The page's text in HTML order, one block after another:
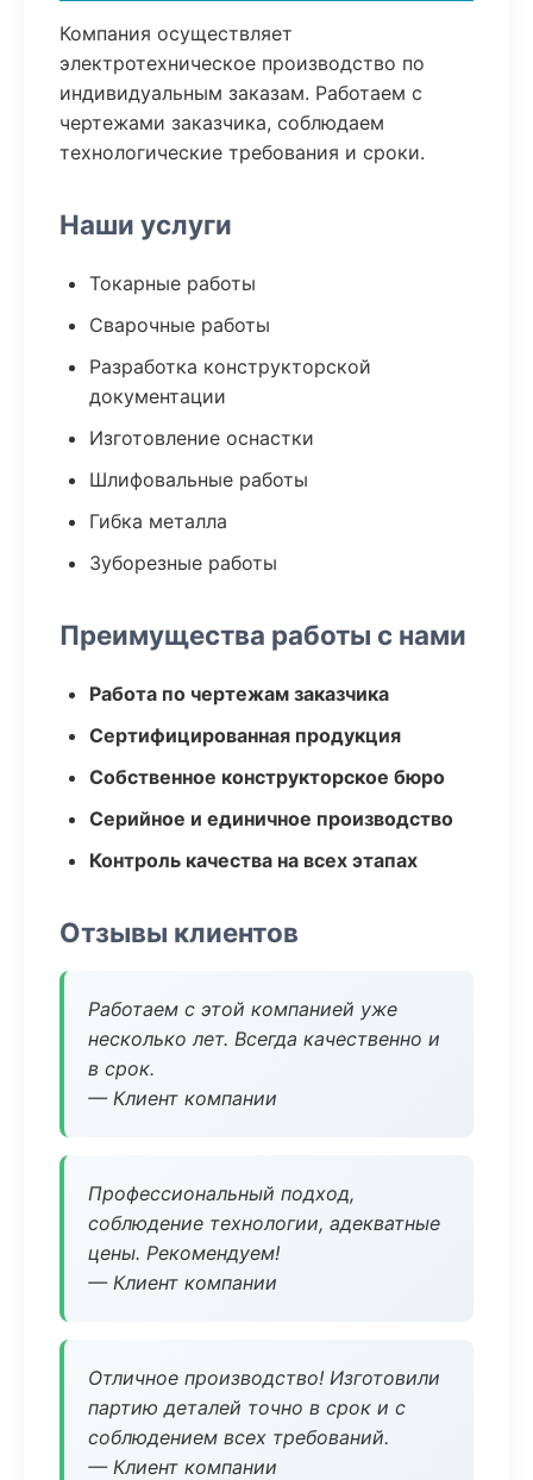
Компания осуществляет
электротехническое производство по
индивидуальным заказам. Работаем с
чертежами заказчика, соблюдаем
технологические требования и сроки.
Наши услуги
Токарные работы
Сварочные работы
Разработка конструкторской
документации
Изготовление оснастки
Шлифовальные работы
Гибка металла
Зуборезные работы
Преимущества работы с нами
Работа по чертежам заказчика
Сертифицированная продукция
Собственное конструкторское бюро
Серийное и единичное производство
Контроль качества на всех этапах
Отзывы клиентов
Работаем с этой компанией уже
несколько лет. Всегда качественно и
в срок.
— Клиент компании
Профессиональный подход,
соблюдение технологии, адекватные
цены. Рекомендуем!
— Клиент компании
Отличное производство! Изготовили
партию деталей точно в срок и с
соблюдением всех требований.
— Клиент компании